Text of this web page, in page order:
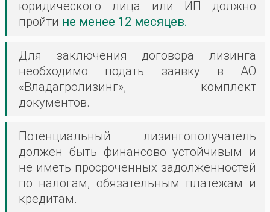
юридического лица или ИП должно
пройти не менее 12 месяцев.
Для заключения договора лизинга
необходимо подать заявку в АО
«Владагролизинг», комплект
документов.
Потенциальный лизингополучатель
должен быть финансово устойчивым и
не иметь просроченных задолженностей
по налогам, обязательным платежам и
кредитам.